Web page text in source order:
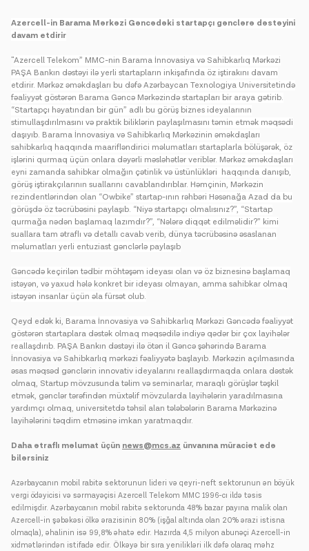
Azercell-in Barama Mərkəzi Gəncədəki startapçı gənclərə dəstəyini
davam etdirir
"Azercell Telekom” MMC-nin Barama İnnovasiya və Sahibkarlıq Mərkəzi
PAŞA Bankın dəstəyi ilə yerli startapların inkişafında öz iştirakını davam
etdirir. Mərkəz əməkdaşları bu dəfə Azərbaycan Texnologiya Universitetində
fəaliyyət göstərən Barama Gəncə Mərkəzində startapları bir araya gətirib.
“Startapçı həyatından bir gün” adlı bu görüş biznes ideyalarının
stimullaşdırılmasını və praktik biliklərin paylaşılmasını təmin etmək məqsədi
daşıyıb. Barama İnnovasiya və Sahibkarlıq Mərkəzinin əməkdaşları
sahibkarlıq haqqında maarifləndirici məlumatları startaplarla bölüşərək, öz
işlərini qurmaq üçün onlara dəyərli məsləhətlər veriblər. Mərkəz əməkdaşları
eyni zamanda sahibkar olmağın çətinlik və üstünlükləri haqqında danışıb,
görüş iştirakçılarının suallarını cavablandırıblar. Həmçinin, Mərkəzin
rezindentlərindən olan “Owbike” startap-ının rəhbəri Həsənağa Azad da bu
görüşdə öz təcrübəsini paylaşıb. “Niyə startapçı olmalısınız?”, “Startap
qurmağa nədən başlamaq lazımdır?”, “Nələrə diqqət edilməlidir?” kimi
suallara tam ətraflı və detallı cavab verib, dünya təcrübəsinə əsaslanan
məlumatları yerli entuziast gənclərlə paylaşıb
Gəncədə keçirilən tədbir möhtəşəm ideyası olan və öz biznesinə başlamaq
istəyən, və yaxud hələ konkret bir ideyası olmayan, amma sahibkar olmaq
istəyən insanlar üçün əla fürsət olub.
Qeyd edək ki, Barama İnnovasiya və Sahibkarlıq Mərkəzi Gəncədə fəaliyyət
göstərən startaplara dəstək olmaq məqsədilə indiyə qədər bir çox layihələr
reallaşdırıb. PAŞA Bankın dəstəyi ilə ötən il Gəncə şəhərində Barama
İnnovasiya və Sahibkarlıq mərkəzi fəaliyyətə başlayıb. Mərkəzin açılmasında
əsas məqsəd gənclərin innovativ ideyalarını reallaşdırmaqda onlara dəstək
olmaq, Startup mövzusunda təlim və seminarlar, maraqlı görüşlər təşkil
etmək, gənclər tərəfindən müxtəlif mövzularda layihələrin yaradılmasına
yardımçı olmaq, universitetdə təhsil alan tələbələrin Barama Mərkəzinə
layihələrini təqdim etməsinə imkan yaratmaqdır.
Daha ətraflı məlumat üçün news@mcs.az ünvanına müraciət edə
bilərsiniz
Azərbaycanın mobil rabitə sektorunun lideri və qeyri-neft sektorunun ən böyük
vergi ödəyicisi və sərmayəçisi Azercell Telekom MMC 1996-cı ildə təsis
edilmişdir. Azərbaycanın mobil rabitə sektorunda 48% bazar payına malik olan
Azercell-in şəbəkəsi ölkə ərazisinin 80% (işğal altında olan 20% ərazi istisna
olmaqla), əhalinin isə 99,8% əhatə edir. Hazırda 4,5 milyon abunəçi Azercell-in
xidmətlərindən istifadə edir. Ölkəyə bir sıra yenilikləri ilk dəfə olaraq məhz